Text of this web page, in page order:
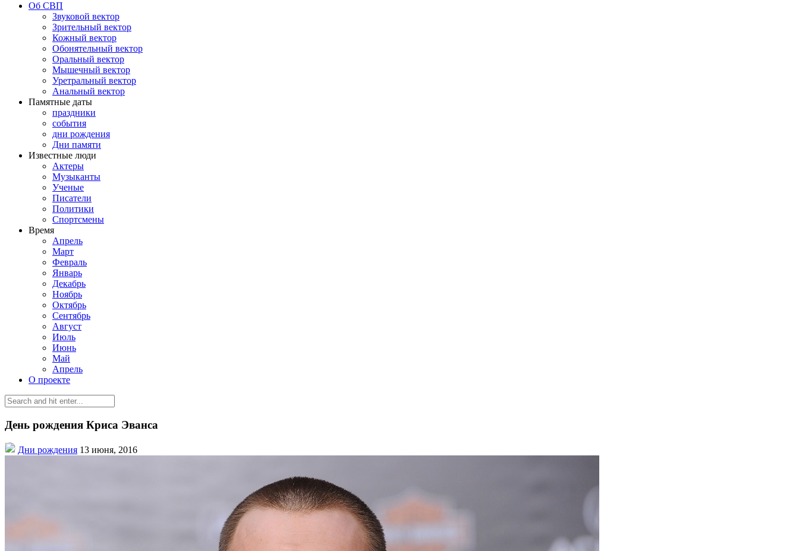
Об СВП
Звуковой вектор
Зрительный вектор
Кожный вектор
Обонятельный вектор
Оральный вектор
Мышечный вектор
Уретральный вектор
Анальный вектор
Памятные даты
праздники
события
дни рождения
Дни памяти
Известные люди
Актеры
Музыканты
Ученые
Писатели
Политики
Спортсмены
Время
Апрель
Март
Февраль
Январь
Декабрь
Ноябрь
Октябрь
Сентябрь
Август
Июль
Июнь
Май
Апрель
О проекте
День рождения Криса Эванса
Дни рождения 13 июня, 2016